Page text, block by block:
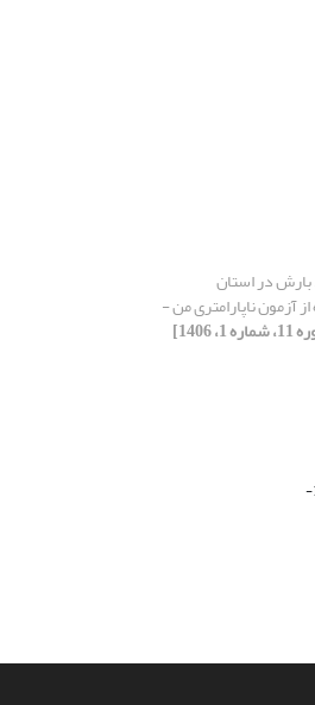
بارش در استان
آزمون ناپارامتری من -
1، 1406]
1401-